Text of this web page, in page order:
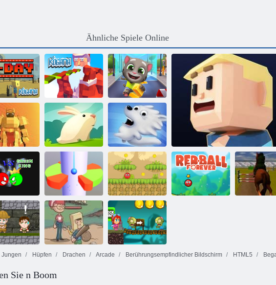
Ähnliche Spiele Online
D Tag
Kogama:
Weihnachtsparkour
Sprechen Tom
Gold Online
laufen
Run
Gierig
Kaninchen
Snow Globe
Ball gegen
King
Helixballsprung
Roter Bounce
Ball 5
Abenteuer
Jungen Hüpfen Drachen Arcade Berührungsempfindlicher Bildschirm HTML5
Sie n Boom